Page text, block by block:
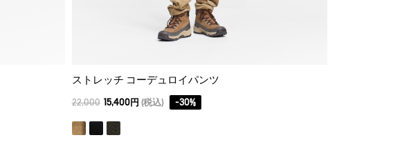
ストレッチ コーデュロイパンツ
22,000 15,400円 (税込) -30%